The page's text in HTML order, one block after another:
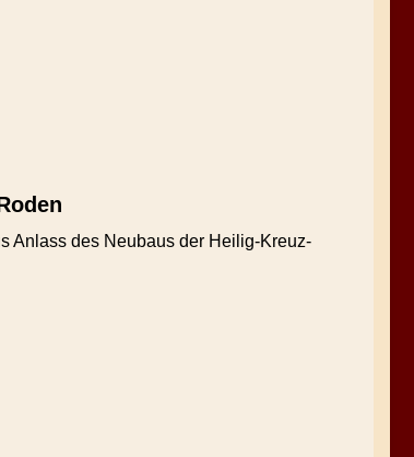
Anlass des Neubaus der Heilig-Kreuz-